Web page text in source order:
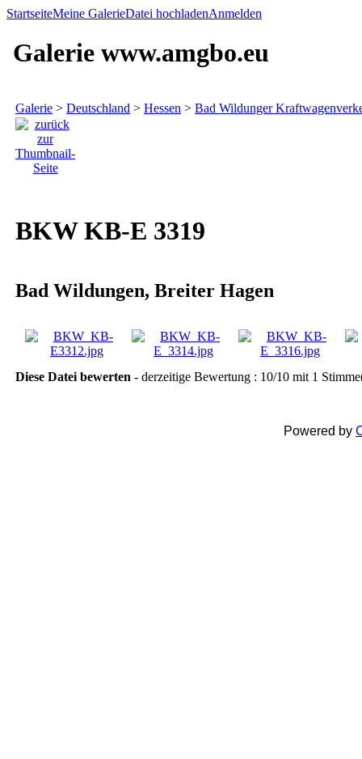
StartseiteMeine GalerieDatei hochladenAnmelden
Galerie www.amgbo.eu
Galerie > Deutschland > Hessen > Bad Wildunger
BKW KB-E 3319
Bad Wildungen, Breiter Hagen
Diese Datei bewerten - derzeitige Bewertung : 10/10 mit 1
Powered by